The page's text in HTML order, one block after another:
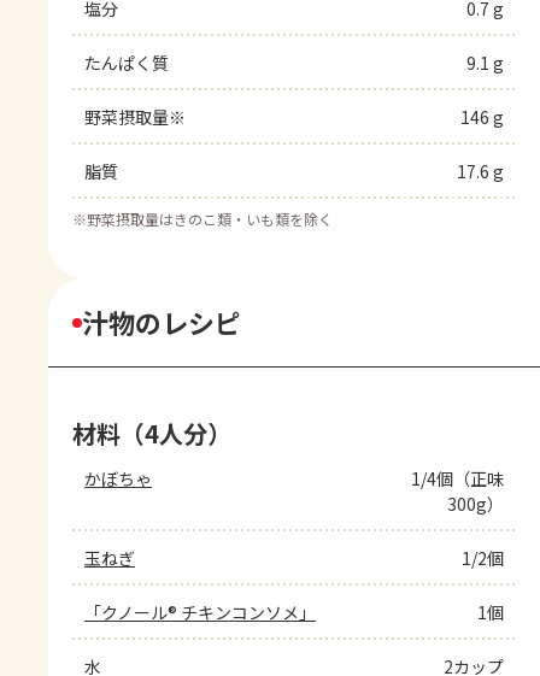
塩分 0.7 g
たんぱく質 9.1 g
野菜摂取量※ 146 g
脂質 17.6 g
※野菜摂取量はきのこ類・いも類を除く
汁物のレシピ
材料（4人分）
かぼちゃ
1/4個（正味
300g）
玉ねぎ 1/2個
「クノール® チキンコンソメ」 1個
水 2カップ